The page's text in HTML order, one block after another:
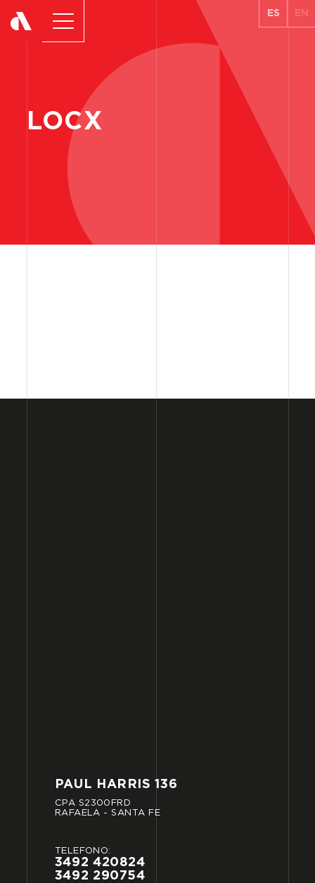
ES EN
LOCX
PAUL HARRIS 136
CPA S2300FRD
RAFAELA
- SANTA FE
TELÉFONO:
3492 420824
3492 290754